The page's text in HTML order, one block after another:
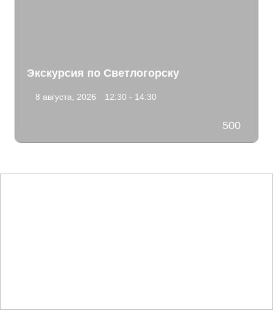
Экскурсия по Светлогорску
8 августа, 2026 12:30 - 14:30
500